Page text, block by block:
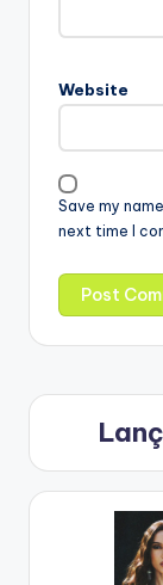
Website
Save my
next time I